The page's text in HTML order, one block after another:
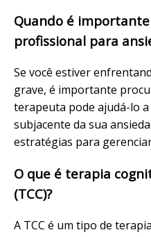
Quando é
profissional para
Se você estiver
grave, é importante
terapeuta pode ajudá-lo
subjacente da sua
estratégias para
O que é terapia
(TCC)?
A TCC é um tipo de